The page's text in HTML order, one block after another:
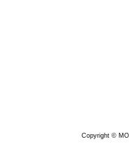
Copyright ©